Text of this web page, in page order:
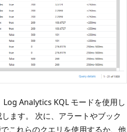
Log Analytics KQL モードを使用し
ます。 次に、アラートやブック
これらのクエリを使用するか、他